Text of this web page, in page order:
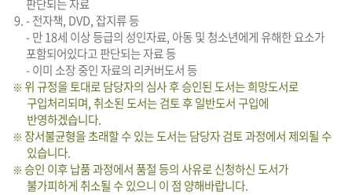
판단되는 자료
- 전자책, DVD, 잡지류 등
- 만 18세 이상 등급의 성인자료, 아동 및 청소년에게 유해한 요소가
포함되어있다고 판단되는 자료 등
- 이미 소장 중인 자료의 리커버도서 등
위 규정을 토대로 담당자의 심사 후 승인된 도서는 희망도서로
구입처리되며, 취소된 도서는 검토 후 일반도서 구입에
반영하겠습니다.
장서불균형을 초래할 수 있는 도서는 담당자 검토 과정에서 제외될 수
있습니다.
승인 이후 납품 과정에서 품절 등의 사유로 신청하신 도서가
불가피하게 취소될 수 있으니 이 점 양해바랍니다.